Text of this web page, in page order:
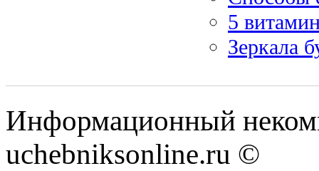
5
Зеркала
Информационный
uchebniksonline.ru ©